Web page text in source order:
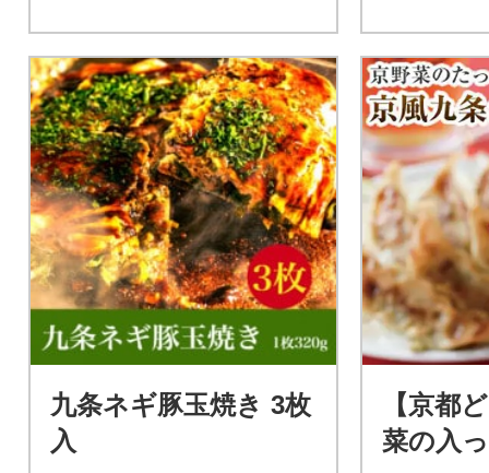
九条ネギ豚玉焼き 3枚
入
【京都
菜の入